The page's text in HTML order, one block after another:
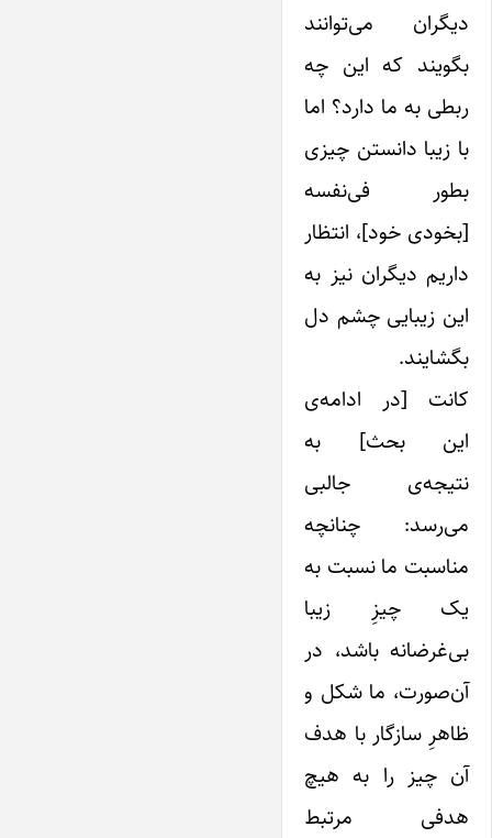
دیگران می‌توانند
بگویند که این چه
ربطی به ما دارد؟ اما
با زیبا دانستن چیزی
بطور فی‌نفسه
[بخودی خود]، انتظار
داریم دیگران نیز به
این زیبایی چشم دل
بگشایند.
کانت [در ادامه‌ی
این بحث] به
نتیجه‌ی جالبی
می‌رسد: چنانچه
مناسبت ما نسبت به
یک چیزِ زیبا
بی‌غرضانه باشد، در
آن‌صورت، ما شکل و
ظاهرِ سازگار با هدف
آن چیز را به هیچ
هدفی مرتبط